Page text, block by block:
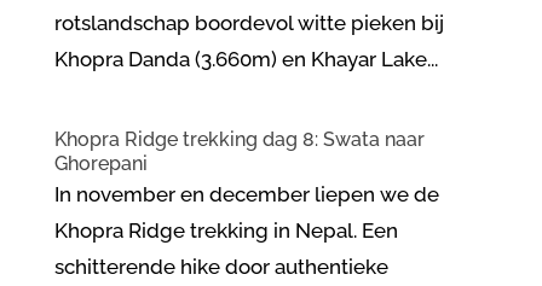
rotslandschap boordevol witte pieken bij
Khopra Danda (3.660m) en Khayar Lake...
Khopra Ridge trekking dag 8: Swata naar
Ghorepani
In november en december liepen we de
Khopra Ridge trekking in Nepal. Een
schitterende hike door authentieke